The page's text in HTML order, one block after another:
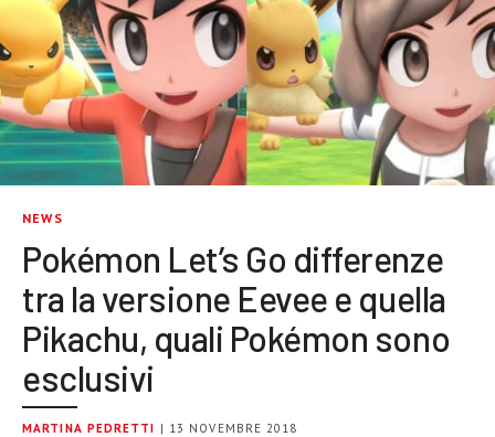
NEWS
Pokémon Let’s Go differenze
tra la versione Eevee e quella
Pikachu, quali Pokémon sono
esclusivi
MARTINA PEDRETTI | 13 NOVEMBRE 2018